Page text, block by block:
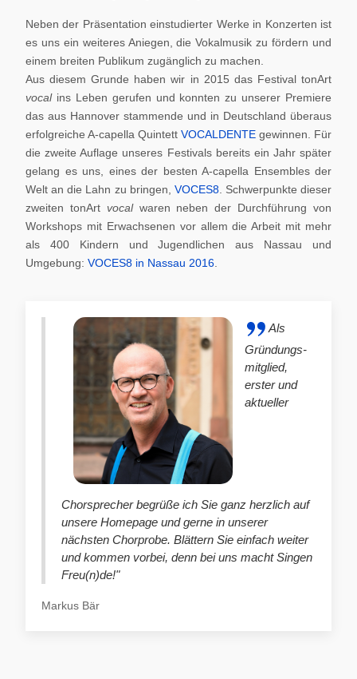
Neben der Präsentation einstudierter Werke in Konzerten ist
es uns ein weiteres Aniegen, die Vokalmusik zu fördern und
einem breiten Publikum zugänglich zu machen.
Aus diesem Grunde haben wir in 2015 das Festival tonArt
vocal ins Leben gerufen und konnten zu unserer Premiere
das aus Hannover stammende und in Deutschland überaus
erfolgreiche A-capella Quintett VOCALDENTE gewinnen. Für
die zweite Auflage unseres Festivals bereits ein Jahr später
gelang es uns, eines der besten A-capella Ensembles der
Welt an die Lahn zu bringen, VOCES8. Schwerpunkte dieser
zweiten tonArt vocalwaren neben der Durchführung von
Workshops mit Erwachsenen vor allem die Arbeit mit mehr
als 400 Kindern und Jugendlichen aus Nassau und
Umgebung: VOCES8 in Nassau 2016
Als
Gründungs-
mitglied,
erster und
aktueller
Chorsprecher begrüße ich Sie ganz herzlich auf
unsere Homepage und gerne in unserer
nächsten Chorprobe. Blättern Sie einfach weiter
und kommen vorbei, denn bei uns macht Singen
Freu(n)de!"
Markus Bär